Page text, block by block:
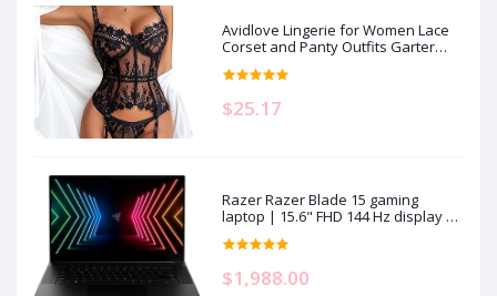
Avidlove Lingerie for Women Lace
Corset and Panty Outfits Garter
Lingerie Sets S-XXL
$25.17
Razer Razer Blade 15 gaming
laptop | 15.6" FHD 144 Hz display |
Intel Core i7-11800H | 16GB RAM |
512GB SSD storage | NVIDIA RTX
keyboard | Windows 11
$1,988.00